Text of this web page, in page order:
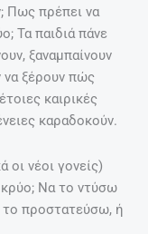
Πως πρέπει να
Τα παιδιά πάνε
ξαναμπαίνουν
να ξέρουν πώς
καιρικές
καραδοκούν.
οι νέοι γονείς)
κρύο; Να το ντύσω
το προστατεύσω, ή